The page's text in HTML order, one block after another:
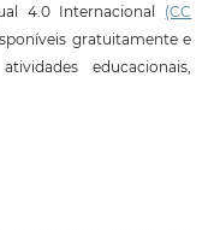
4.0 Internacional (CC
gratuitamente e
educacionais,